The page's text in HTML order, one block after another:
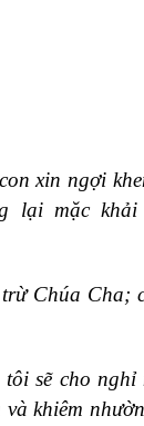
xin ngợi
lại mặc
Chúa Cha;
sẽ cho
khiêm